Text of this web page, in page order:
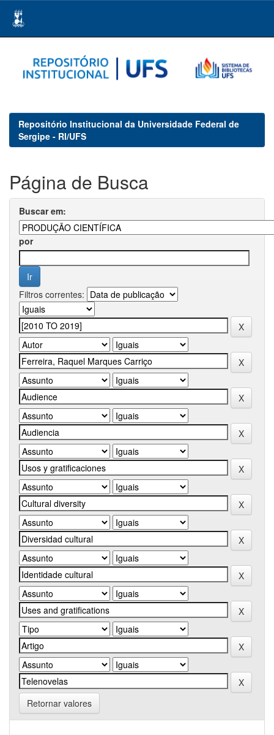
navigation
Repositório Institucional da Universidade Federal de
Sergipe - RI/UFS
Página de Busca
Buscar em:
por
Filtros correntes:
Retornar valores